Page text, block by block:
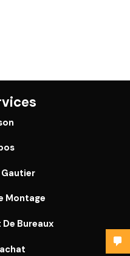
Gautier
Montage
Bureaux